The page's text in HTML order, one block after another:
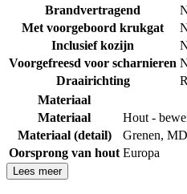
Brandvertragend
Met voorgeboord krukgat
Inclusief kozijn
Voorgefreesd voor scharnieren
Draairichting
Materiaal
Materiaal
Hout -
Materiaal (detail)
Grenen,
Oorsprong van hout Europa
Lees meer